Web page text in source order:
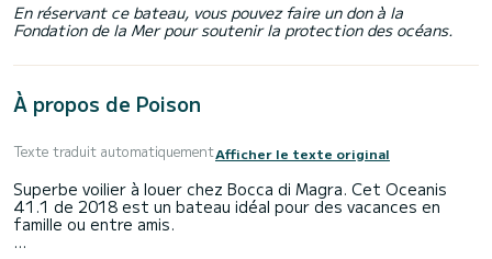
En réservant ce bateau, vous pouvez faire un don à la
Fondation de la Mer pour soutenir la protection des océans.
À propos de Poison
Texte traduit automatiquementAfficher le texte original
Superbe voilier à louer chez Bocca di Magra. Cet Oceanis
41.1 de 2018 est un bateau idéal pour des vacances en
famille ou entre amis.